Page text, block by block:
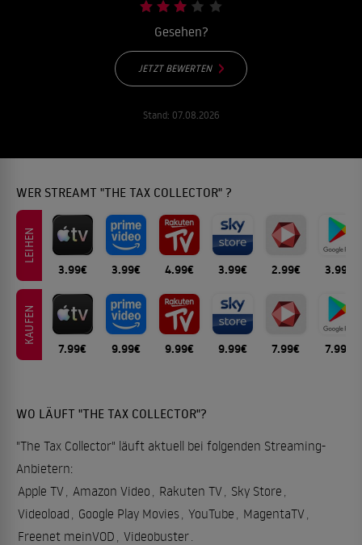
Gesehen?
JETZT BEWERTEN
Stand: 07.08.2026
WER STREAMT "THE TAX COLLECTOR" ?
LEIHEN
3.99€ 3.99€ 4.99€ 3.99€ 2.99€ 3.99€
KAUFEN
7.99€ 9.99€ 9.99€ 9.99€ 7.99€ 7.99€
WO LÄUFT "THE TAX COLLECTOR"?
"The Tax Collector" läuft aktuell bei folgenden Streaming-
Anbietern:
Apple TV, Amazon Video , Rakuten TV, Sky Store ,
Videoload , Google Play Movies, YouTube , MagentaTV,
Freenet meinVOD , Videobuster.